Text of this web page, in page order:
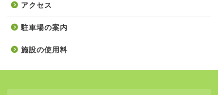
アクセス
駐車場の案内
施設の使用料